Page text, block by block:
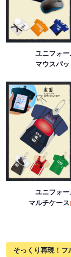
ユニフォ
マウスパッ
ユニフォ
マルチケース
そっくり再現！